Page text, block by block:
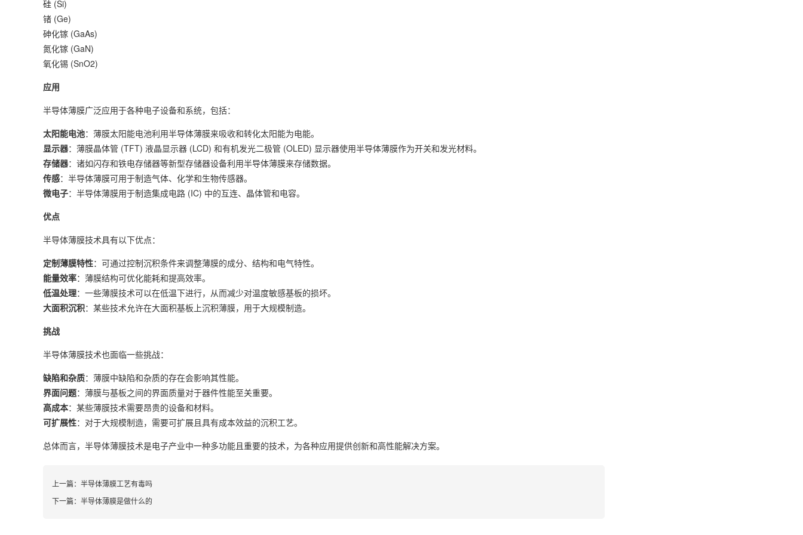
硅 (Si)
锗 (Ge)
砷化镓 (GaAs)
氮化镓 (GaN)
氧化锡 (SnO2)
应用
半导体薄膜广泛应用于各种电子设备和系统，包括：
太阳能电池：薄膜太阳能电池利用半导体薄膜来吸收和转化太阳能为电能。
显示器：薄膜晶体管 (TFT) 液晶显示器 (LCD) 和有机发光二极管 (OLED) 显示器使用半导体薄膜作为开关和发光材料。
存储器：诸如闪存和铁电存储器等新型存储器设备利用半导体薄膜来存储数据。
传感：半导体薄膜可用于制造气体、化学和生物传感器。
微电子：半导体薄膜用于制造集成电路 (IC) 中的互连、晶体管和电容。
优点
半导体薄膜技术具有以下优点：
定制薄膜特性：可通过控制沉积条件来调整薄膜的成分、结构和电气特性。
能量效率：薄膜结构可优化能耗和提高效率。
低温处理：一些薄膜技术可以在低温下进行，从而减少对温度敏感基板的损坏。
大面积沉积：某些技术允许在大面积基板上沉积薄膜，用于大规模制造。
挑战
半导体薄膜技术也面临一些挑战：
缺陷和杂质：薄膜中缺陷和杂质的存在会影响其性能。
界面问题：薄膜与基板之间的界面质量对于器件性能至关重要。
高成本：某些薄膜技术需要昂贵的设备和材料。
可扩展性：对于大规模制造，需要可扩展且具有成本效益的沉积工艺。
总体而言，半导体薄膜技术是电子产业中一种多功能且重要的技术，为各种应用提供创新和高性能解决方案。
上一篇： 半导体薄膜工艺有毒吗
下一篇： 半导体薄膜是做什么的